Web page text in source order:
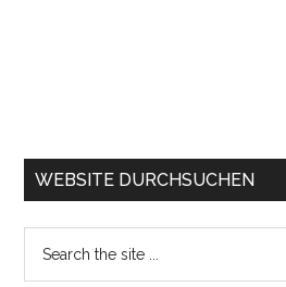
WEBSITE DURCHSUCHEN